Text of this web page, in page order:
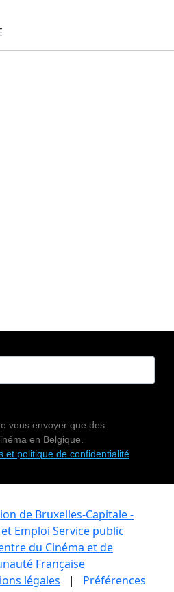
vous envoyer que des
en Belgique.
et politique de confidentialité
de Bruxelles-Capitale -
Emploi Service public
du Cinéma et de
Française
légales | Préférences